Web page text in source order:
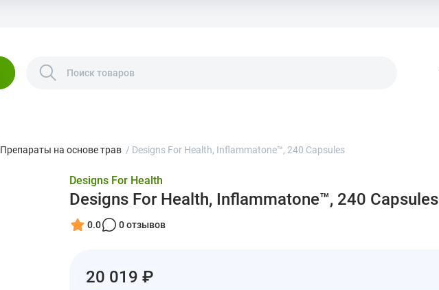
Препараты на основе трав / Designs For Health, Inflammatone™, 240 Capsules
Designs For Health
Designs For Health, Inflammatone™, 240 Capsules
0.0 0 отзывов
20 019 ₽